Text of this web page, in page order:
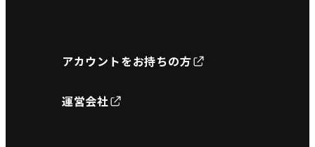
アカウントをお持ちの方
運営会社